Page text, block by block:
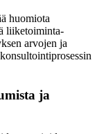
huomiota
liiketoiminta-
arvojen ja
ja